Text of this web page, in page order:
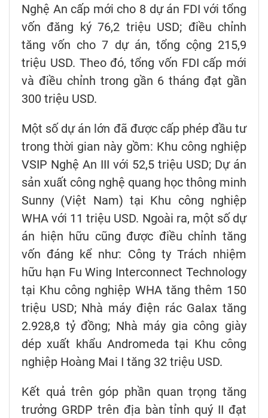
Nghệ An cấp mới cho 8 dự án FDI với tổng
vốn đăng ký 76,2 triệu USD; điều chỉnh
tăng vốn cho 7 dự án, tổng cộng 215,9
triệu USD. Theo đó, tổng vốn FDI cấp mới
và điều chỉnh trong gần 6 tháng đạt gần
300 triệu USD.
Một số dự án lớn đã được cấp phép đầu tư
trong thời gian này gồm: Khu công nghiệp
VSIP Nghệ An III với 52,5 triệu USD; Dự án
sản xuất công nghệ quang học thông minh
Sunny (Việt Nam) tại Khu công nghiệp
WHA với 11 triệu USD. Ngoài ra, một số dự
án hiện hữu cũng được điều chỉnh tăng
vốn đáng kể như: Công ty Trách nhiệm
hữu hạn Fu Wing Interconnect Technology
tại Khu công nghiệp WHA tăng thêm 150
triệu USD; Nhà máy điện rác Galax tăng
2.928,8 tỷ đồng; Nhà máy gia công giày
dép xuất khẩu Andromeda tại Khu công
nghiệp Hoàng Mai I tăng 32 triệu USD.
Kết quả trên góp phần quan trọng tăng
trưởng GRDP trên địa bàn tỉnh quý II đạt